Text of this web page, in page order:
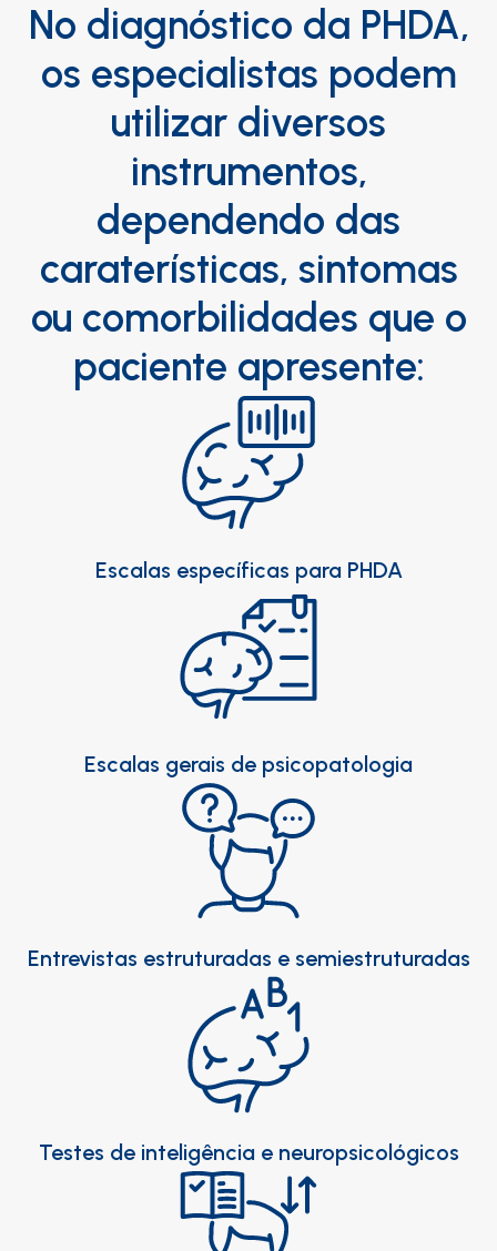
No diagnóstico da PHDA,
os especialistas podem
utilizar diversos
instrumentos,
dependendo das
caraterísticas, sintomas
ou comorbilidades que o
paciente apresente:
Escalas específicas para PHDA
Escalas gerais de psicopatologia
Entrevistas estruturadas e semiestruturadas
Testes de inteligência e neuropsicológicos